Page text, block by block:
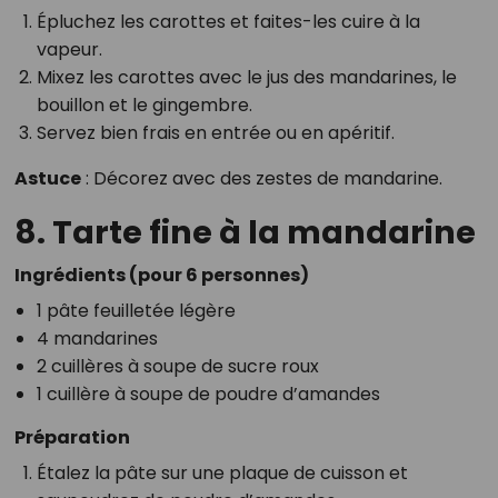
Épluchez les carottes et faites-les cuire à la
vapeur.
Mixez les carottes avec le jus des mandarines, le
bouillon et le gingembre.
Servez bien frais en entrée ou en apéritif.
Astuce: Décorez avec des zestes de mandarine.
8. Tarte fine à la mandarine
Ingrédients (pour 6 personnes)
1 pâte feuilletée légère
4 mandarines
2 cuillères à soupe de sucre roux
1 cuillère à soupe de poudre d’amandes
Préparation
Étalez la pâte sur une plaque de cuisson et